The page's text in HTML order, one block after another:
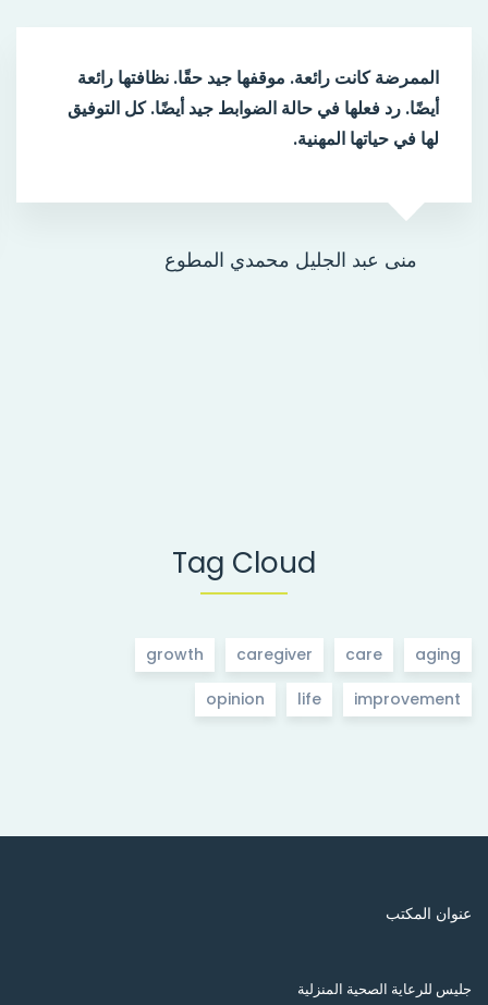
الممرضة كانت رائعة. موقفها جيد حقًا. نظافتها رائعة
أيضًا. رد فعلها في حالة الضوابط جيد أيضًا. كل التوفيق
لها في حياتها المهنية.
منى عبد الجليل محمدي المطوع
Tag Cloud
aging
care
caregiver
growth
improvement
life
opinion
عنوان المكتب
جليس للرعاية الصحية المنزلية